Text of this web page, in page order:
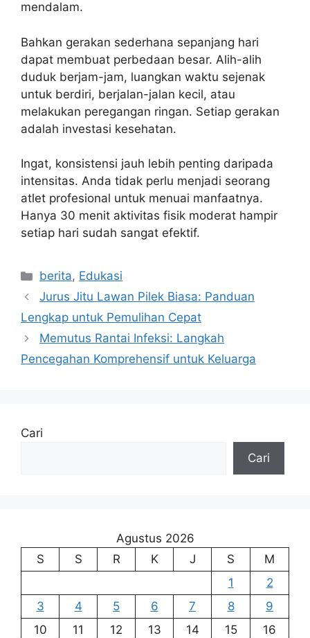
mendalam.
Bahkan gerakan sederhana sepanjang hari
dapat membuat perbedaan besar. Alih-alih
duduk berjam-jam, luangkan waktu sejenak
untuk berdiri, berjalan-jalan kecil, atau
melakukan peregangan ringan. Setiap gerakan
adalah investasi kesehatan.
Ingat, konsistensi jauh lebih penting daripada
intensitas. Anda tidak perlu menjadi seorang
atlet profesional untuk menuai manfaatnya.
Hanya 30 menit aktivitas fisik moderat hampir
setiap hari sudah sangat efektif.
Kategori
berita, Edukasi
Jurus Jitu Lawan Pilek Biasa: Panduan
Lengkap untuk Pemulihan Cepat
Memutus Rantai Infeksi: Langkah
Pencegahan Komprehensif untuk Keluarga
Cari
Cari
Agustus 2026
S
S R K J S
M
1
2
3
4 5 6 7 8
9
10
11 12 13 14 15
16